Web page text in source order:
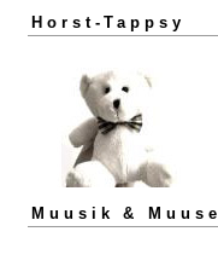
Horst-Tappsy
Muusik & Muuse